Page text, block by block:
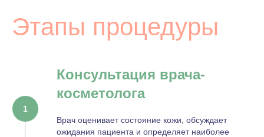
Этапы процедуры
Консультация врача-
косметолога
Врач оценивает состояние кожи, обсуждает
ожидания пациента и определяет наиболее